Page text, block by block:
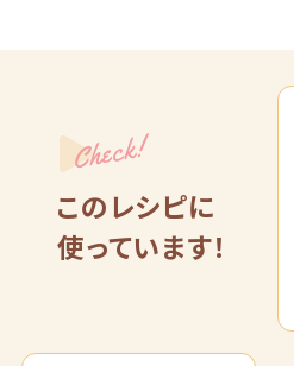
Check!
このレシピに
使っています！